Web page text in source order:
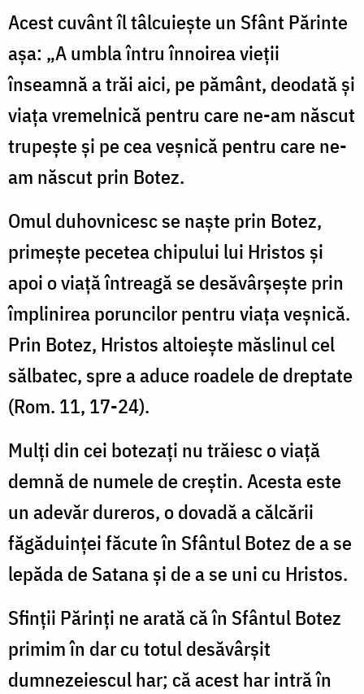
Acest cuvânt îl tâlcuieşte un Sfânt Părinte
aşa: „A umbla întru înnoirea vieţii
înseamnă a trăi aici, pe pământ, deodată şi
viaţa vremelnică pentru care ne-am născut
trupeşte şi pe cea veşnică pentru care ne-
am născut prin Botez.
Omul duhovnicesc se naşte prin Botez,
primeşte pecetea chipului lui Hristos şi
apoi o viaţă întreagă se desăvârşeşte prin
împlinirea poruncilor pentru viaţa veşnică.
Prin Botez, Hristos altoieşte măslinul cel
sălbatec, spre a aduce roadele de dreptate
(Rom. 11, 17-24).
Mulţi din cei botezaţi nu trăiesc o viaţă
demnă de numele de creştin. Acesta este
un adevăr dureros, o dovadă a călcării
făgăduinţei făcute în Sfântul Botez de a se
lepăda de Satana şi de a se uni cu Hristos.
Sfinţii Părinţi ne arată că în Sfântul Botez
primim în dar cu totul desăvârşit
dumnezeiescul har; că acest har intră în